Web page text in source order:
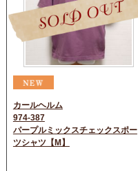
カールヘルム
974-387
パープルミックスチェックスポー
ツシャツ【M】